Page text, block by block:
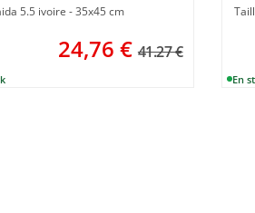
5.5 ivoire - 35x45 cm
24,76 € 41.27 €